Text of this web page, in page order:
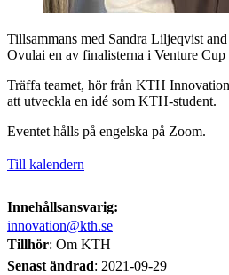
Tillsammans med Sandra Liljeqvist
Ovulai en av finalisterna i Venture
Träffa teamet, hör från KTH
att utveckla en idé som KTH-student.
Eventet hålls på engelska på Zoom.
Till kalendern
Innehållsansvarig:
innovation@kth.se
Tillhör: Om KTH
Senast ändrad: 2021-09-29